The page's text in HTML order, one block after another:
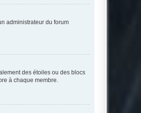
administrateur du forum
des étoiles ou des blocs
à chaque membre.